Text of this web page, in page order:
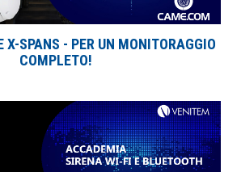
X-SPANS - PER UN MONITORAGGIO
COMPLETO!